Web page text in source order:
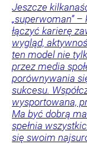
Jeszcze
„superwoman”
łączyć karierę
wygląd,
ten model nie
przez media
porównywania
sukcesu.
wysportowana,
Ma być dobrą
spełnia
się swoim